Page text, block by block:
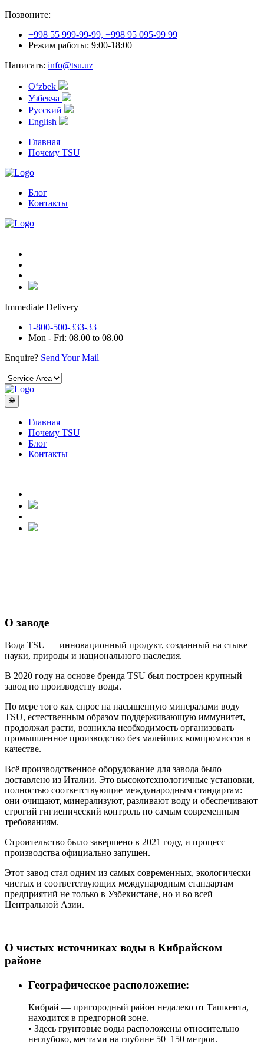
Позвоните:
+998 55 999-99-99, +998 95 095-99 99
Режим работы: 9:00-18:00
Написать: info@tsu.uz
Oʻzbek
Узбекча
Русский
English
Главная
Почему TSU
Блог
Контакты
Immediate Delivery
1-800-500-333-33
Mon - Fri: 08.00 to 08.00
Enquire? Send Your Mail
🌐
Главная
Почему TSU
Блог
Контакты
О заводе
Вода TSU — инновационный продукт, созданный на стыке
науки, природы и национального наследия.
В 2020 году на основе бренда TSU был построен крупный
завод по производству воды.
По мере того как спрос на насыщенную минералами воду
TSU, естественным образом поддерживающую иммунитет,
продолжал расти, возникла необходимость организовать
промышленное производство без малейших компромиссов в
качестве.
Всё производственное оборудование для завода было
доставлено из Италии. Это высокотехнологичные установки,
полностью соответствующие международным стандартам:
они очищают, минерализуют, разливают воду и обеспечивают
строгий гигиенический контроль по самым современным
требованиям.
Строительство было завершено в 2021 году, и процесс
производства официально запущен.
Этот завод стал одним из самых современных, экологически
чистых и соответствующих международным стандартам
предприятий не только в Узбекистане, но и во всей
Центральной Азии.
О чистых источниках воды в Кибрайском
районе
Географическое расположение:
Кибрай — пригородный район недалеко от Ташкента,
находится в предгорной зоне.
• Здесь грунтовые воды расположены относительно
неглубоко, местами на глубине 50–150 метров.